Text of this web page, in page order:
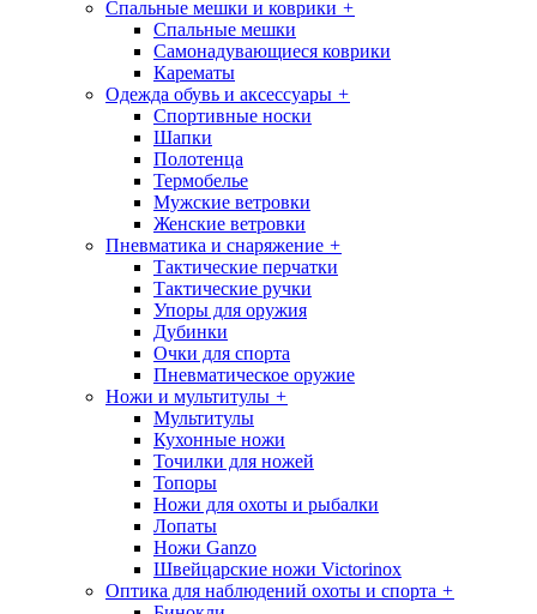
Спальные мешки и коврики +
Спальные мешки
Самонадувающиеся коврики
Карематы
Одежда обувь и аксессуары +
Спортивные носки
Шапки
Полотенца
Термобелье
Мужские ветровки
Женские ветровки
Пневматика и снаряжение +
Тактические перчатки
Тактические ручки
Упоры для оружия
Дубинки
Очки для спорта
Пневматическое оружие
Ножи и мультитулы +
Мультитулы
Кухонные ножи
Точилки для ножей
Топоры
Ножи для охоты и рыбалки
Лопаты
Ножи Ganzo
Швейцарские ножи Victorinox
Оптика для наблюдений охоты и спорта +